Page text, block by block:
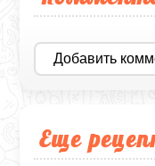
Добавить
Еще